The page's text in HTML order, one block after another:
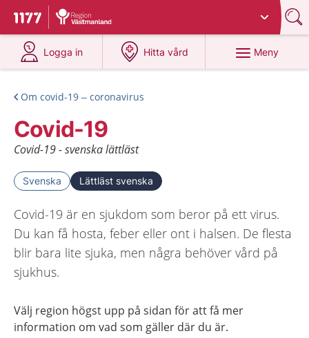
Till startsidan för 1177
Du har valt region
Logga in
på 1177.se
Hitta vård
på 1177.se
Meny
Om covid-19 – coronavirus
Covid-19
Covid-19 - svenska lättläst
Svenska Lättläst svenska
Covid-19 är en sjukdom som beror på ett virus.
Du kan få hosta, feber eller ont i halsen. De flesta
blir bara lite sjuka, men några behöver vård på
sjukhus.
Välj region högst upp på sidan för att få mer
information om vad som gäller där du är.